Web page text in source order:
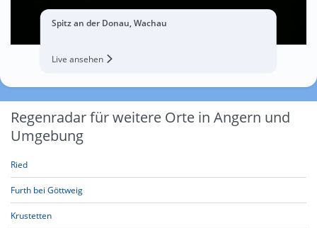
Spitz an der Donau, Wachau
Live ansehen
Regenradar für weitere Orte in Angern und
Umgebung
Ried
Furth bei Göttweig
Krustetten